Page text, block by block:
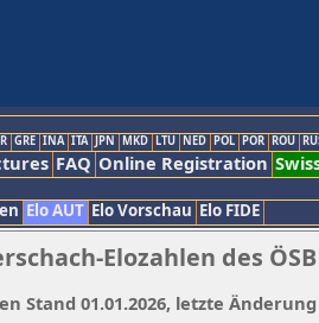
GRE INA ITA JPN MKD LTU NED POL POR ROU
FAQ Online Registration
Elo AUT Elo Vorschau Elo FIDE
Elozahlen des ÖSB
Stand 01.01.2026, letzte